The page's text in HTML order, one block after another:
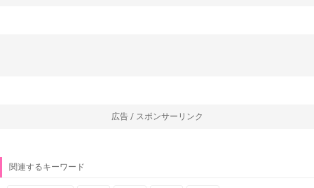
広告 / スポンサーリンク
関連するキーワード